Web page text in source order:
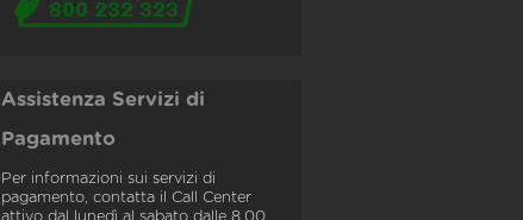
Assistenza Servizi di
Pagamento
Per informazioni sui servizi di
pagamento, contatta il Call Center